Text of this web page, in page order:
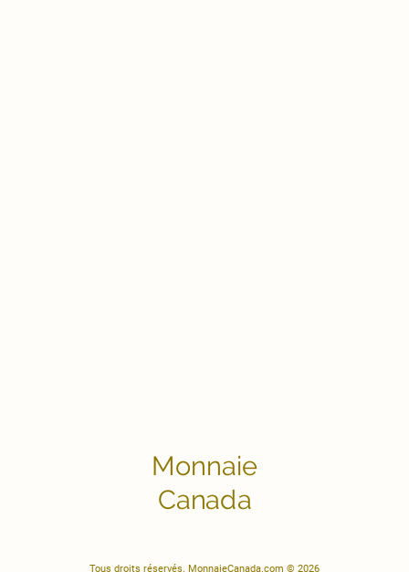
Monnaie
Canada
Tous droits réservés. MonnaieCanada.com © 2026